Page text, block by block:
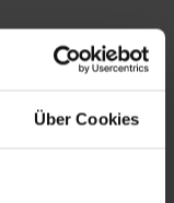
Über Cookies
in der Nase,
verschlimmert es